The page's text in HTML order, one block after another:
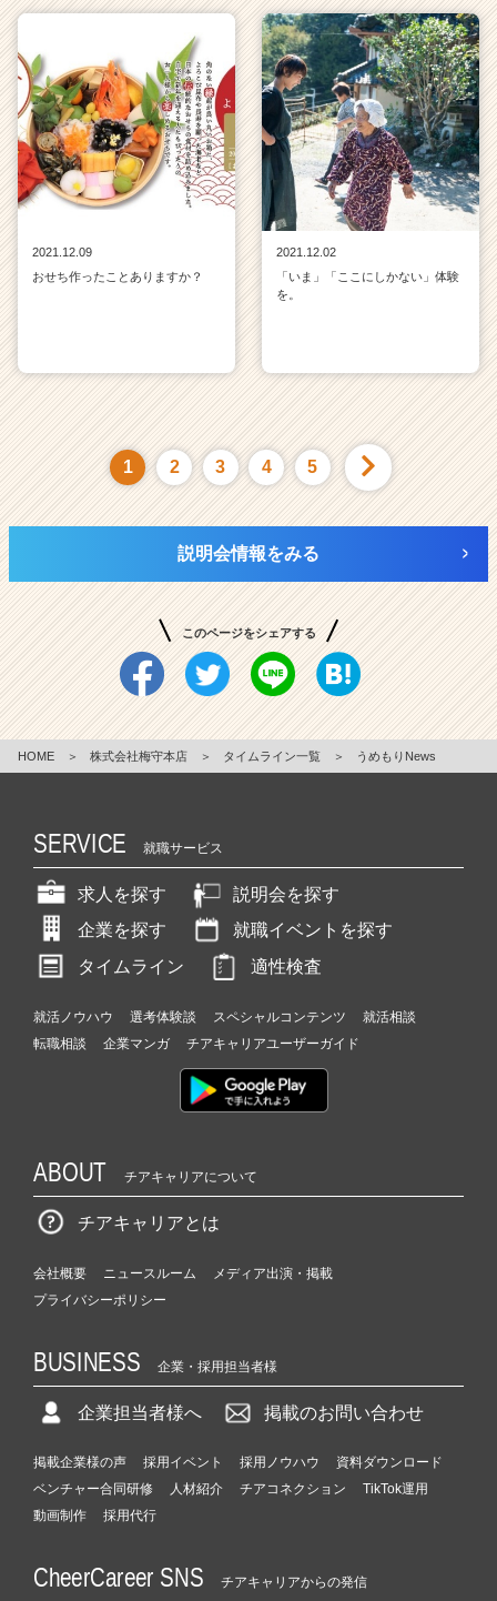
2021.12.09
おせち作ったことありますか？
2021.12.02
「いま」「ここにしかない」体験
を。
1 2 3 4 5
説明会情報をみる
このページをシェアする
HOME ＞ 株式会社梅守本店 ＞ タイムライン一覧 ＞ うめもりNews
SERVICE 就職サービス
求人を探す
説明会を探す
企業を探す
就職イベントを探す
タイムライン
適性検査
就活ノウハウ 選考体験談 スペシャルコンテンツ
就活相談
転職相談
企業マンガ チアキャリアユーザーガイド
ABOUT チアキャリアについて
チアキャリアとは
会社概要 ニュースルーム
メディア出演・掲載
プライバシーポリシー
BUSINESS 企業・採用担当者様
企業担当者様へ 掲載のお問い合わせ
掲載企業様の声 採用イベント 採用ノウハウ
資料ダウンロード
ベンチャー合同研修
人材紹介 チアコネクション
TikTok運用
動画制作
採用代行
CheerCareer SNS チアキャリアからの発信